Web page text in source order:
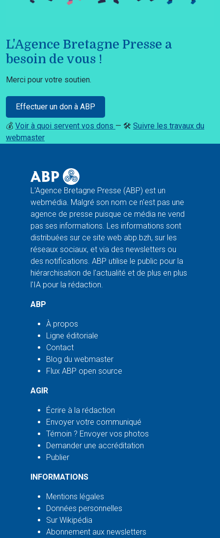
L'Agence Bretagne Presse a
besoin de vous !
Merci pour votre soutien.
Effectuer un don à ABP
💰 Voir à quoi servent vos dons — 🛠️ Suivre les travaux du
webmaster
L'Agence Bretagne Presse (ABP) est un
webmédia. Malgré son nom ce n'est pas une
agence de presse puisque ce média ne vend
pas ses informations. Les informations sont
distribuées sur ce site web abp.bzh, sur les
réseaux sociaux, et via des newsletters ou
des notifications. ABP utilise le public pour la
hiérarchisation de l'actualité et de plus en plus
l'IA pour la rédaction.
ABP
À propos
Ligne éditoriale
Contact
Blog du webmaster
Flux ABP open source
AGIR
Écrire à la rédaction
Envoyer votre communiqué
Témoin ? Envoyer vos photos
Demander une accréditation
Publier
INFORMATIONS
Mentions légales
Données personnelles
Sur Wikipédia
Abonnement aux newsletters